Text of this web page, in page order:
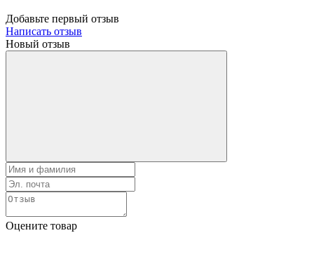
Добавьте первый отзыв
Написать отзыв
Новый отзыв
Оцените товар